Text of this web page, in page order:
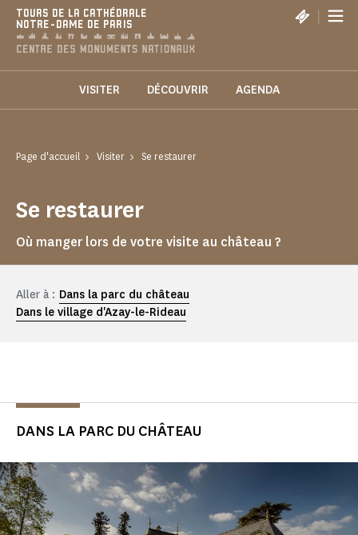
TOURS DE LA CATHÉDRALE
NOTRE-DAME DE PARIS
|
VISITER DÉCOUVRIR AGENDA
Page d'accueil Visiter Se restaurer
Se restaurer
Où manger lors de votre visite au château ?
Aller à : Dans la parc du château
Dans le village d'Azay-le-Rideau
DANS LA PARC DU CHÂTEAU